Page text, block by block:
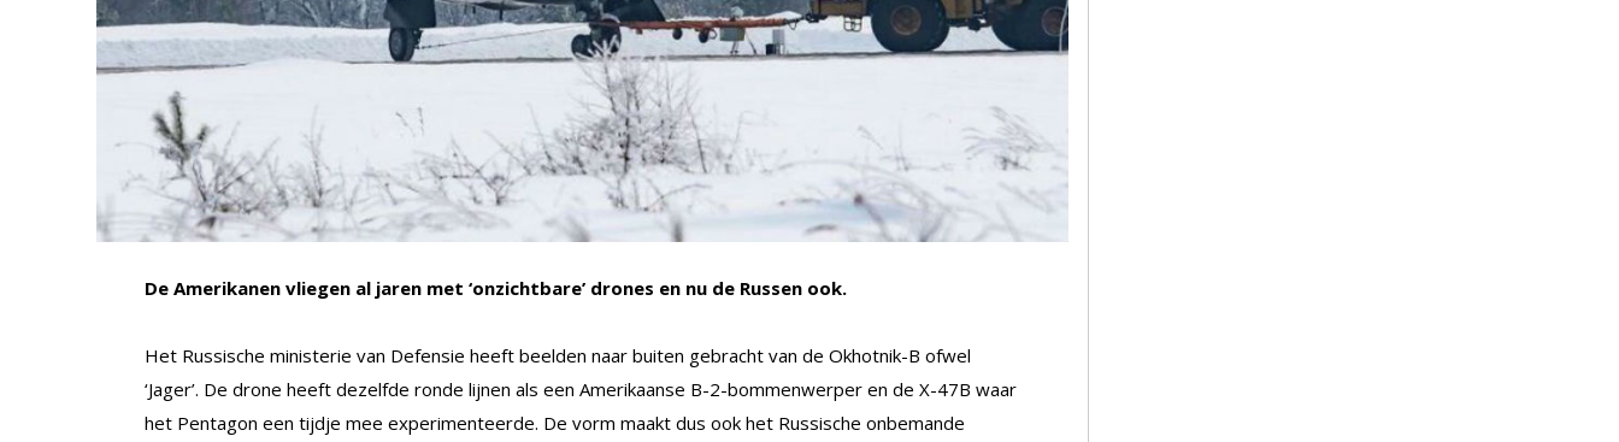
De Amerikanen vliegen al jaren met ‘onzichtbare’ drones en nu de Russen ook.
Het Russische ministerie van Defensie heeft beelden naar buiten gebracht van de Okhotnik-B ofwel
‘Jager’. De drone heeft dezelfde ronde lijnen als een Amerikaanse B-2-bommenwerper en de X-47B waar
het Pentagon een tijdje mee experimenteerde. De vorm maakt dus ook het Russische onbemande